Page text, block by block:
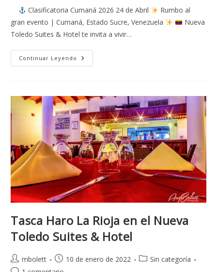
Clasificatoria Cumaná 2026 24 de Abril
Rumbo al
gran evento | Cumaná, Estado Sucre, Venezuela
Nueva
Toledo Suites & Hotel te invita a vivir…
Continuar Leyendo
Tasca Haro La Rioja en el Nueva
Toledo Suites & Hotel
mbolett 10 de enero de 2022
Sin categoría